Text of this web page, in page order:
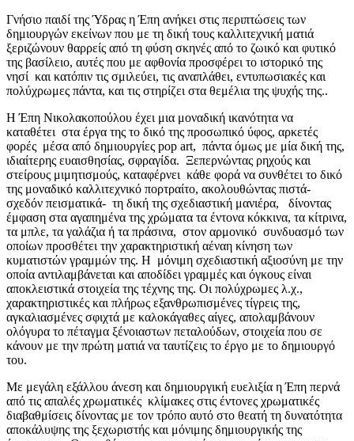
Γνήσιο παιδί της Ύδρας η Έπη ανήκει στις περιπτώσεις των
δημιουργών εκείνων που με τη δική τους καλλιτεχνική ματιά
ξεριζώνουν θαρρείς από τη φύση σκηνές από το ζωικό και φυτικό
της βασίλειο, αυτές που με αφθονία προσφέρει το ιστορικό της
νησί και κατόπιν τις σμιλεύει, τις αναπλάθει, εντυπωσιακές και
πολύχρωμες πάντα, και τις στηρίζει στα θεμέλια της ψυχής της..
Η Έπη Νικολακοπούλου έχει μια μοναδική ικανότητα να
καταθέτει στα έργα της το δικό της προσωπικό ύφος, αρκετές
φορές μέσα από δημιουργίες pop art, πάντα όμως με μία δική της,
ιδιαίτερης ευαισθησίας, σφραγίδα. Ξεπερνώντας ρηχούς και
στείρους μιμητισμούς, καταφέρνει κάθε φορά να συνθέτει το δικό
της μοναδικό καλλιτεχνικό πορτραίτο, ακολουθώντας πιστά-
σχεδόν πεισματικά- τη δική της σχεδιαστική μανιέρα, δίνοντας
έμφαση στα αγαπημένα της χρώματα τα έντονα κόκκινα, τα κίτρινα,
τα μπλε, τα γαλάζια ή τα πράσινα, στον αρμονικό συνδυασμό των
οποίων προσθέτει την χαρακτηριστική αέναη κίνηση των
κυματιστών γραμμών της. H μόνιμη σχεδιαστική αξιοσύνη με την
οποία αντιλαμβάνεται και αποδίδει γραμμές και όγκους είναι
αποκλειστικά στοιχεία της τέχνης της. Οι πολύχρωμες λ.χ.,
χαρακτηριστικές και πλήρως εξανθρωπισμένες τίγρεις της,
αγκαλιασμένες σφιχτά με καλοκάγαθες αίγες, απολαμβάνουν
ολόγυρα το πέταγμα ξένοιαστων πεταλούδων, στοιχεία που σε
κάνουν με την πρώτη ματιά να ταυτίζεις το έργο με το δημιουργό
του.
Με μεγάλη εξάλλου άνεση και δημιουργική ευελιξία η Έπη περνά
από τις απαλές χρωματικές κλίμακες στις έντονες χρωματικές
διαβαθμίσεις δίνοντας με τον τρόπο αυτό στο θεατή τη δυνατότητα
αποκάλυψης της ξεχωριστής και μόνιμης δημιουργικής της